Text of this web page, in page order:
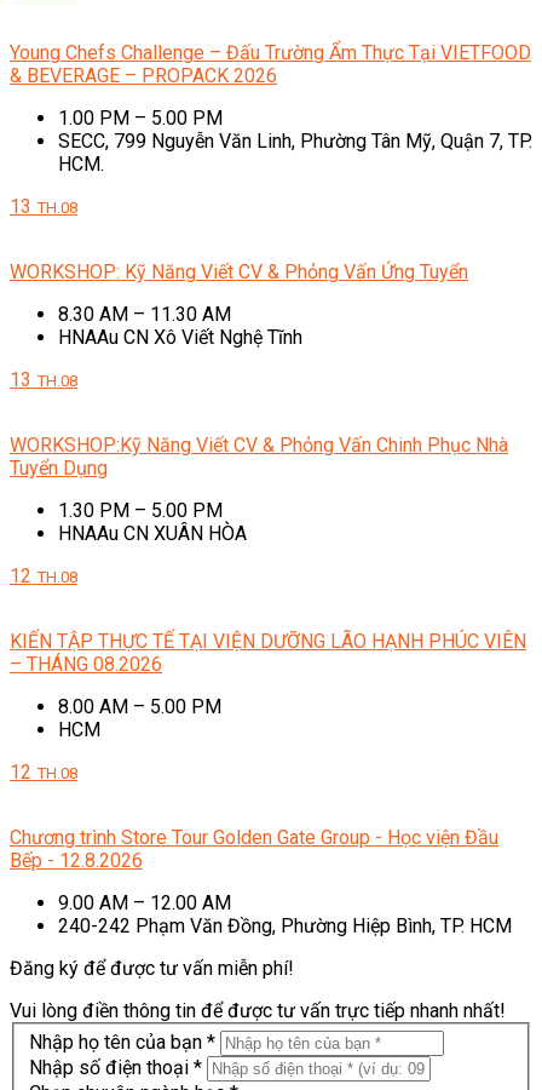
Young Chefs Challenge – Đấu Trường Ẩm Thực Tại VIETFOOD
& BEVERAGE – PROPACK 2026
1.00 PM – 5.00 PM
SECC, 799 Nguyễn Văn Linh, Phường Tân Mỹ, Quận 7, TP.
HCM.
13 TH.08
WORKSHOP: Kỹ Năng Viết CV & Phỏng Vấn Ứng Tuyển
8.30 AM – 11.30 AM
HNAAu CN Xô Viết Nghệ Tĩnh
13 TH.08
WORKSHOP:Kỹ Năng Viết CV & Phỏng Vấn Chinh Phục Nhà
Tuyển Dụng
1.30 PM – 5.00 PM
HNAAu CN XUÂN HÒA
12 TH.08
KIẾN TẬP THỰC TẾ TẠI VIỆN DƯỠNG LÃO HẠNH PHÚC VIÊN
– THÁNG 08.2026
8.00 AM – 5.00 PM
HCM
12 TH.08
Chương trình Store Tour Golden Gate Group - Học viện Đầu
Bếp - 12.8.2026
9.00 AM – 12.00 AM
240-242 Phạm Văn Đồng, Phường Hiệp Bình, TP. HCM
Đăng ký để được tư vấn miễn phí!
Vui lòng điền thông tin để được tư vấn trực tiếp nhanh nhất!
Nhập họ tên của bạn *
Nhập số điện thoại *